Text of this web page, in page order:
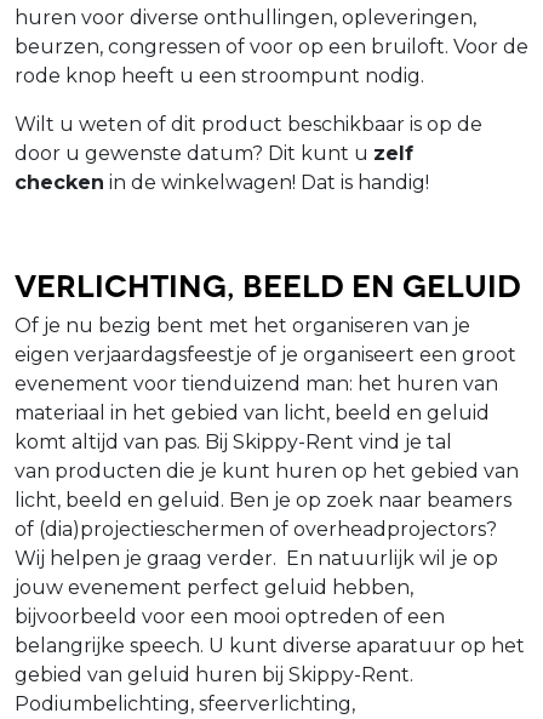
huren voor diverse onthullingen, opleveringen,
beurzen, congressen of voor op een bruiloft. Voor de
rode knop heeft u een stroompunt nodig.
Wilt u weten of dit product beschikbaar is op de
door u gewenste datum? Dit kunt u zelf
checken in de winkelwagen! Dat is handig!
Verlichting, beeld en geluid
Of je nu bezig bent met het organiseren van je
eigen verjaardagsfeestje of je organiseert een groot
evenement voor tienduizend man: het huren van
materiaal in het gebied van licht, beeld en geluid
komt altijd van pas. Bij Skippy-Rent vind je tal
van producten die je kunt huren op het gebied van
licht, beeld en geluid. Ben je op zoek naar beamers
of (dia)projectieschermen of overheadprojectors?
Wij helpen je graag verder. En natuurlijk wil je op
jouw evenement perfect geluid hebben,
bijvoorbeeld voor een mooi optreden of een
belangrijke speech. U kunt diverse aparatuur op het
gebied van geluid huren bij Skippy-Rent.
Podiumbelichting, sfeerverlichting,